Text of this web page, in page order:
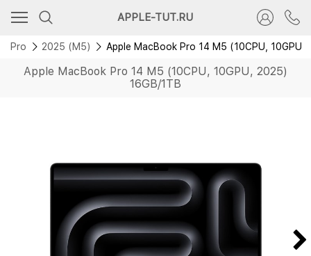
APPLE-TUT.RU
Pro 2025 (M5) Apple MacBook Pro 14 M5 (10CPU, 10GPU,
Apple MacBook Pro 14 M5 (10CPU, 10GPU, 2025)
16GB/1TB